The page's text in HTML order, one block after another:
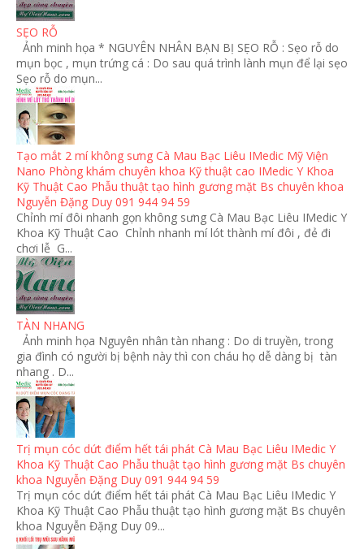
SẸO RỖ
Ảnh minh họa * NGUYÊN NHÂN BẠN BỊ SẸO RỖ : Sẹo rỗ do
mụn bọc , mụn trứng cá : Do sau quá trình lành mụn để lại sẹo
Sẹo rỗ do mụn...
Tạo mắt 2 mí không sưng Cà Mau Bạc Liêu IMedic Mỹ Viện
Nano Phòng khám chuyên khoa Kỹ thuật cao IMedic Y Khoa
Kỹ Thuật Cao Phẫu thuật tạo hình gương mặt Bs chuyên khoa
Nguyễn Đặng Duy 091 944 94 59
Chỉnh mí đôi nhanh gọn không sưng Cà Mau Bạc Liêu IMedic Y
Khoa Kỹ Thuật Cao Chỉnh nhanh mí lót thành mí đôi , đẻ đi
chơi lễ G...
TÀN NHANG
Ảnh minh họa Nguyên nhân tàn nhang : Do di truyền, trong
gia đình có người bị bệnh này thì con cháu họ dễ dàng bị tàn
nhang . D...
Trị mụn cóc dứt điểm hết tái phát Cà Mau Bạc Liêu IMedic Y
Khoa Kỹ Thuật Cao Phẫu thuật tạo hình gương mặt Bs chuyên
khoa Nguyễn Đặng Duy 091 944 94 59
Trị mụn cóc dứt điểm hết tái phát Cà Mau Bạc Liêu IMedic Y
Khoa Kỹ Thuật Cao Phẫu thuật tạo hình gương mặt Bs chuyên
khoa Nguyễn Đặng Duy 09...